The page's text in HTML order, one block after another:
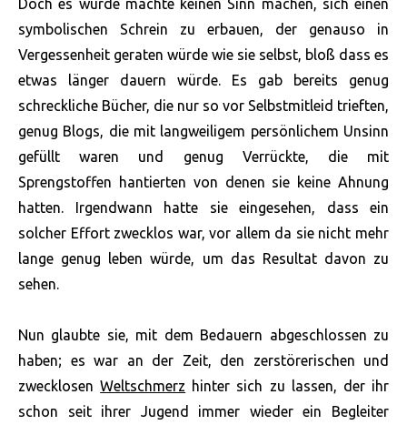
Doch es würde machte keinen Sinn machen, sich einen
symbolischen Schrein zu erbauen, der genauso in
Vergessenheit geraten würde wie sie selbst, bloß dass es
etwas länger dauern würde. Es gab bereits genug
schreckliche Bücher, die nur so vor Selbstmitleid trieften,
genug Blogs, die mit langweiligem persönlichem Unsinn
gefüllt waren und genug Verrückte, die mit
Sprengstoffen hantierten von denen sie keine Ahnung
hatten. Irgendwann hatte sie eingesehen, dass ein
solcher Effort zwecklos war, vor allem da sie nicht mehr
lange genug leben würde, um das Resultat davon zu
sehen.
Nun glaubte sie, mit dem Bedauern abgeschlossen zu
haben; es war an der Zeit, den zerstörerischen und
zwecklosenWeltschmerz hinter sich zu lassen, der ihr
schon seit ihrer Jugend immer wieder ein Begleiter